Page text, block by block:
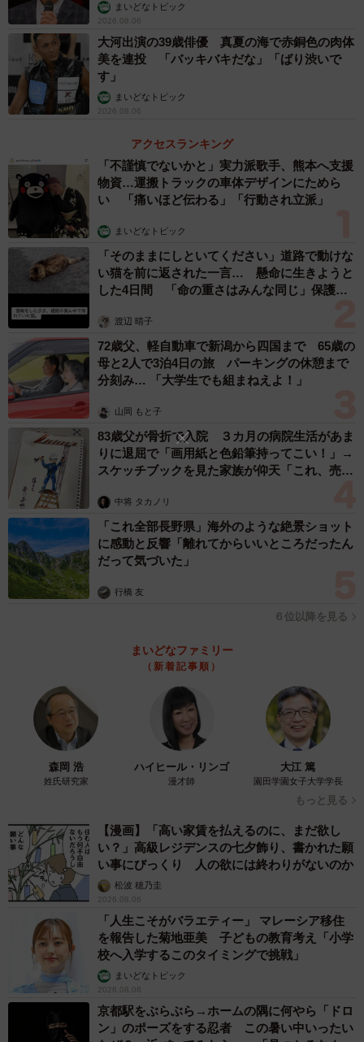
https://music.apple.com/jp/playlist/pl.cb9b13cbd03f431bb5a
102897c611bcf
■Apple Music 特集ページ「At Home With Apple Music
～うちで過ごそう～」
http://apple.co/AtHomeWith
■浜崎あゆみオフィシャルホームページ
https://avex.jp/ayu/
まいどなトピック
2026.08.06
大河出演の39歳俳優 真夏の海で赤銅色の肉体
美を連投 「バッキバキだな」「ばり渋いで
す」
まいどなトピック
2026.08.06
アクセスランキング
「不謹慎でないかと」実力派歌手、熊本へ支援
物資…運搬トラックの車体デザインにためら
い 「痛いほど伝わる」「行動され立派」
まいどなトピック
「そのままにしといてください」道路で動けな
い猫を前に返された一言… 懸命に生きようと
した4日間 「命の重さはみんな同じ」保護団
渡辺 晴子
72歳父、軽自動車で新潟から四国まで 65歳の
母と2人で3泊4日の旅 パーキングの休憩まで
分刻み… 「大学生でも組まねえよ！」
山岡 もと子
83歳父が骨折で入院 ３カ月の病院生活があま
りに退屈で「画用紙と色鉛筆持ってこい！」→
スケッチブックを見た家族が仰天「これ、売れ
中将 タカノリ
「これ全部長野県」海外のような絶景ショット
に感動と反響「離れてからいいところだったん
だって気づいた」
行橋 友
６位以降を見る
まいどなファミリー
（新着記事順）
森岡 浩
姓氏研究家
ハイヒール・リンゴ
漫才師
大江 篤
園田学園女子大学学長
もっと見る
【漫画】「高い家賃を払えるのに、まだ欲し
い？」高級レジデンスの七夕飾り、書かれた願
い事にびっくり 人の欲には終わりがないのか
松波 穂乃圭
2026.08.06
「人生こそがバラエティー」 マレーシア移住
を報告した菊地亜美 子どもの教育考え「小学
校へ入学するこのタイミングで挑戦」
まいどなトピック
2026.08.06
京都駅をぶらぶら→ホームの隅に何やら「ドロ
ン」のポーズをする忍者 この暑い中いったい